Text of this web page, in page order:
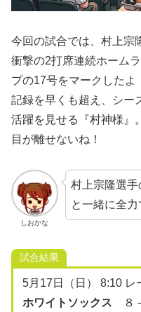
今回の試合では、村上宗
衝撃の2打席連続ホーム
プの17号をマークしたよ
記録を早くも超え、シー
活躍を見せる『村神様』
目が離せないね！
しおかな
村上宗隆選
と一緒に全
試合結果
5月17日（日） 8:10 レ
ホワイトソックス ８